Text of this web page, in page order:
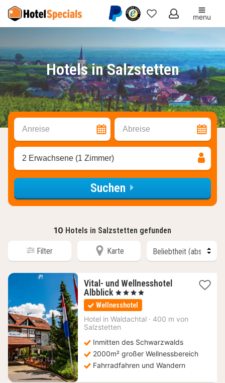
Meine
menu
Hotels in Salzstetten
Anreise Abreise
2 Erwachsene (1 Zimmer)
Suchen
10 Hotels in Salzstetten gefunden
Filter Karte
Vital- und Wellnesshotel
Albblick 1
Nacht
ab
999
€
, 4 Sterne
Wellnesshotel
Hotel in Waldachtal · 400 m von
Salzstetten
Inmitten des Schwarzwalds
2000m² großer Wellnessbereich
Fahrradfahren und Wandern